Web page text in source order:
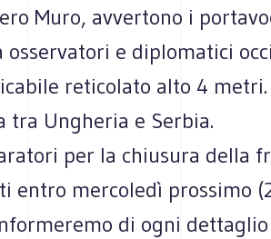
Muro, avvertono i
e diplomatici
reticolato alto 4
tra Ungheria e Serbia.
per la chiusura della
entro mercoledì prossimo
di ogni